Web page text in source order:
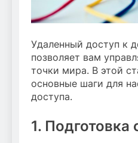
Удаленный доступ к
позволяет вам
точки мира. В этой
основные шаги для
доступа.
1. Подготовка